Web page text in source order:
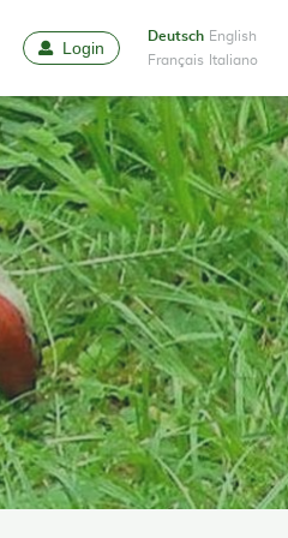
FavoritenLogin
Deutsch English
Français
Italiano